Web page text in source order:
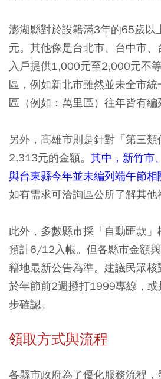
澎湖縣對於設籍滿3年的65歲以
元。其他像是台北市、台中市
入戶提供1,000元至2,000元不
區，例如新北市雖然並未全市
區（例如：萬里區）往年皆有編
另外，高雄市則是針對「第三
2,313元的金額。 其中，新竹市
與台東縣今年並未編列端午節相
如有需求可洽詢區公所了解其他
此外，多數縣市採「自動匯款
預計6/12入帳。但各縣市金額
籍地最新公告為準。建議民眾
於年節前2週撥打1999專線，
步確認。
領取方式與流程
各縣市政府為了優化服務流程，